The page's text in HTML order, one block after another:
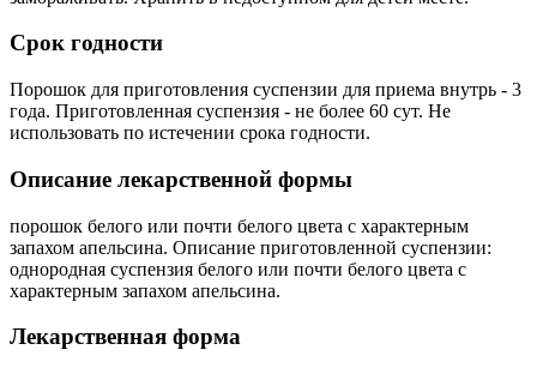
Срок годности
Порошок для приготовления суспензии для приема внутрь - 3
года. Приготовленная суспензия - не более 60 сут. Не
использовать по истечении срока годности.
Описание лекарственной формы
порошок белого или почти белого цвета с характерным
запахом апельсина. Описание приготовленной суспензии:
однородная суспензия белого или почти белого цвета с
характерным запахом апельсина.
Лекарственная форма